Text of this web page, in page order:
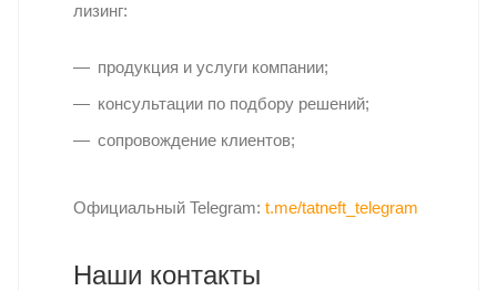
лизинг:
продукция и услуги компании;
консультации по подбору решений;
сопровождение клиентов;
Официальный Telegram: t.me/tatneft_telegram
Наши контакты